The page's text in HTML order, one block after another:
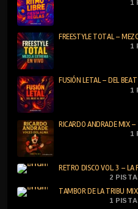
FREESTYLE TOTAL –
1
FUSIÓN LETAL – DEL BEAT
1
RICARDO ANDRADE MIX –
1
RETRO DISCO VOL. 3 – LA
2
TAMBOR DE LA TRIBU
1